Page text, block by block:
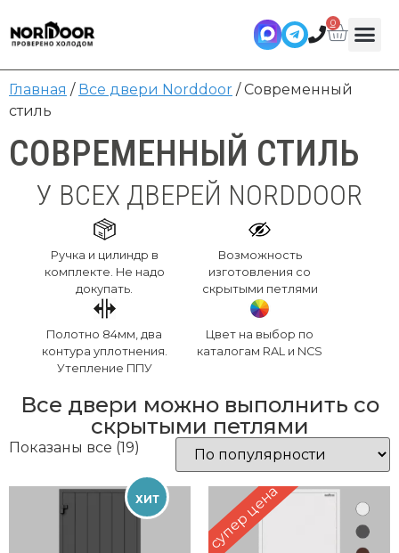
0
Главная / Все двери Norddoor / Современный
стиль
СОВРЕМЕННЫЙ СТИЛЬ
У ВСЕХ ДВЕРЕЙ NORDDOOR
Ручка и цилиндр в
комплекте. Не надо
докупать.
Возможность
изготовления со
скрытыми петлями
Полотно 84мм, два
контура уплотнения.
Утепление ППУ
Цвет на выбор по
каталогам RAL и NCS
Все двери можно выполнить со
скрытыми петлями
Показаны все (19)
ХИТ супер цена